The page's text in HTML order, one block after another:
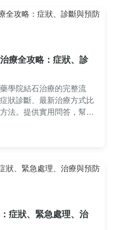
療全攻略：症狀、診
學院結石治療的完整流
狀診斷、最新治療方式比
法。提供實用問答，幫助
適用於有結石困擾的民眾
症狀、緊急處理、治